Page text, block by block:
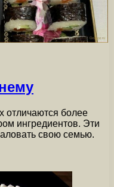
отличаются более
ингредиентов. Эти
свою семью.